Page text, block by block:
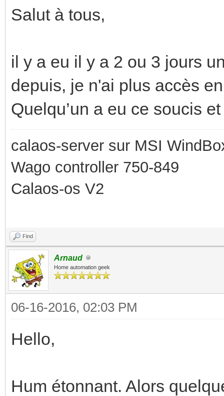
Salut à tous,
il y a eu il y a 2 ou 3 jours
depuis, je n'ai plus accès
Quelqu’un a eu ce soucis
calaos-server sur MSI
Wago controller 750-849
Calaos-os V2
Find
Arnaud
Home automation geek
06-16-2016, 02:03 PM
Hello,
Hum étonnant. Alors